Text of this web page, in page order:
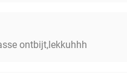
ontbijt,lekkuhhh